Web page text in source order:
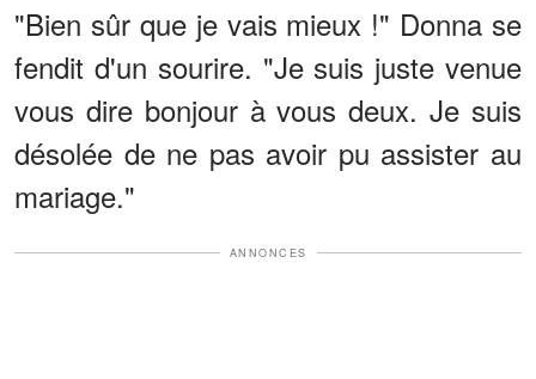
"Bien sûr que je vais mieux !" Donna se
fendit d'un sourire. "Je suis juste venue
vous dire bonjour à vous deux. Je suis
désolée de ne pas avoir pu assister au
mariage."
ANNONCES